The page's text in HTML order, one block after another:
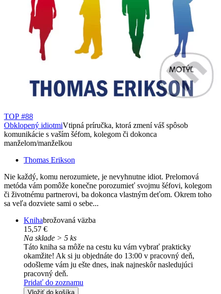
TOP #88
Obklopený idiotmiVtipná príručka, ktorá zmení váš spôsob
komunikácie s vaším šéfom, kolegom či dokonca
manželom/manželkou
Thomas Erikson
Nie každý, komu nerozumiete, je nevyhnutne idiot. Prelomová
metóda vám pomôže konečne porozumieť svojmu šéfovi, kolegom
či životnému partnerovi, ba dokonca vlastným deťom. Okrem toho
sa veľa dozviete sami o sebe...
Knihabrožovaná väzba
15,57 €
Na sklade > 5 ks
Táto kniha sa môže na cestu ku vám vybrať prakticky
okamžite! Ak si ju objednáte do 13:00 v pracovný deň,
odošleme vám ju ešte dnes, inak najneskôr nasledujúci
pracovný deň.
Pridať do zoznamu
Vložiť do košíka